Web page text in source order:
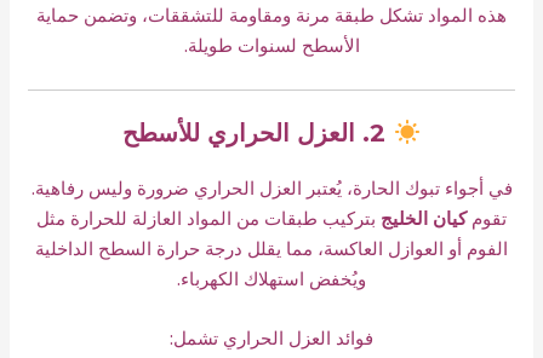
هذه المواد تشكل طبقة مرنة ومقاومة للتشققات، وتضمن حماية
الأسطح لسنوات طويلة.
في أجواء تبوك الحارة، يُعتبر العزل الحراري ضرورة وليس رفاهية.
تقومكيان الخليج بتركيب طبقات من المواد العازلة للحرارة مثل
الفوم أو العوازل العاكسة، مما يقلل درجة حرارة السطح الداخلية
ويُخفض استهلاك الكهرباء.
فوائد العزل الحراري تشمل: